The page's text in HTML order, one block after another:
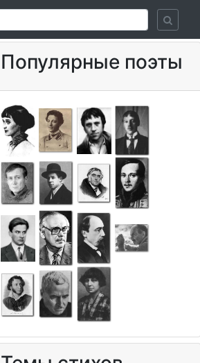
Популярные поэты